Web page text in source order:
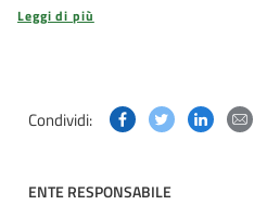
Leggi di più
Condividi: Condividi questa
Condividi
ENTE RESPONSABILE